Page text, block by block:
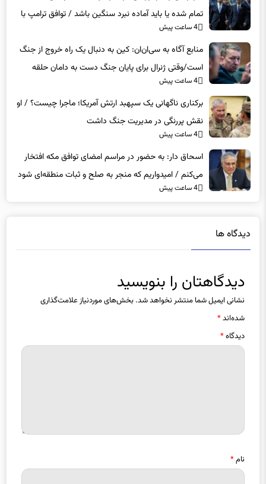
سردرگمی و سرخوردگی در اسرائیل / نتانیاهو نمی‌داند جنگ
تمام شده یا باید آماده نبرد سنگین باشد / توافق ترامپ با
ایران بزرگ‌ترین شکست برای تل‌آویو است
4 ساعت پیش
منابع آگاه به سی‌ان‌ان: کین به دنبال یک راه خروج از جنگ
است/وقتی ژنرال برای پایان جنگ دست به دامان حلقه
ترامپ می‌شود/ما درگیر یک بازی موش و گربه هستیم
4 ساعت پیش
برکناری ناگهانی یک سپهبد ارتش آمریکا؛ ماجرا چیست؟ / او
نقش پررنگی در مدیریت جنگ داشت
اسحاق‌ دار: به حضور در مراسم امضای توافق مکه افتخار
می‌کنم / امیدواریم که منجر به صلح و ثبات منطقه‌ای شود
دیدگاه ها
دیدگاهتان را بنویسید
نشانی ایمیل شما منتشر نخواهد شد.
شده‌اند*
دیدگاه
نام